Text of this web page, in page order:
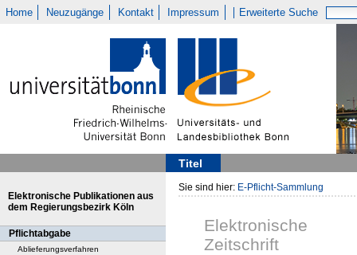
Home Neuzugänge Kontakt Impressum Erweiterte Suche
Titel
Elektronische Publikationen aus
dem Regierungsbezirk Köln
Pflichtabgabe
Ablieferungsverfahren
Sie sind hier: E-Pflicht-Sammlung
Elektronische
Zeitschrift